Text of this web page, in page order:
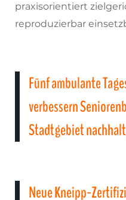
praxisorientiert
reproduzierbar
Fünf ambulante
verbessern
Stadtgebiet
Neue Kneipp-